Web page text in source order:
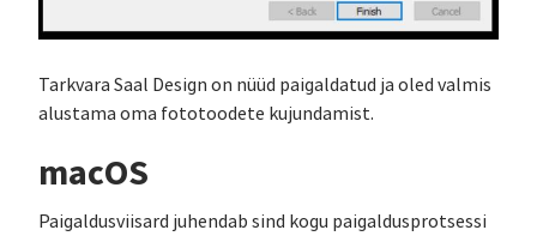
Tarkvara Saal Design on nüüd paigaldatud ja oled valmis
alustama oma fototoodete kujundamist.
macOS
Paigaldusviisard juhendab sind kogu paigaldusprotsessi